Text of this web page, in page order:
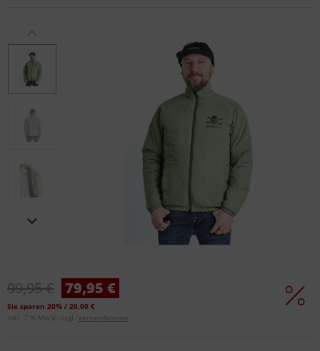
99,95 € 79,95 €
Sie sparen 20% / 20,00 €
inkl. 7 % MwSt. zzgl. Versandkosten